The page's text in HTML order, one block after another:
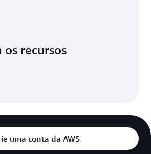
os recursos
uma conta da AWS